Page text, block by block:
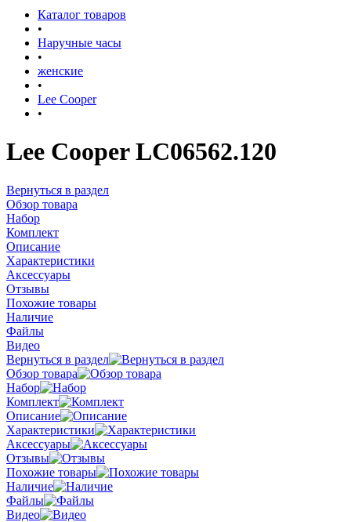
Каталог товаров
•
Наручные часы
•
женские
•
Lee Cooper
•
Lee Cooper LC06562.120
Вернуться в раздел
Обзор товара
Набор
Комплект
Описание
Характеристики
Аксессуары
Отзывы
Похожие товары
Наличие
Файлы
Видео
Вернуться в раздел
Обзор товара
Набор
Комплект
Описание
Характеристики
Аксессуары
Отзывы
Похожие товары
Наличие
Файлы
Видео